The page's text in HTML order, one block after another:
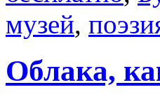
музей,
Облака,